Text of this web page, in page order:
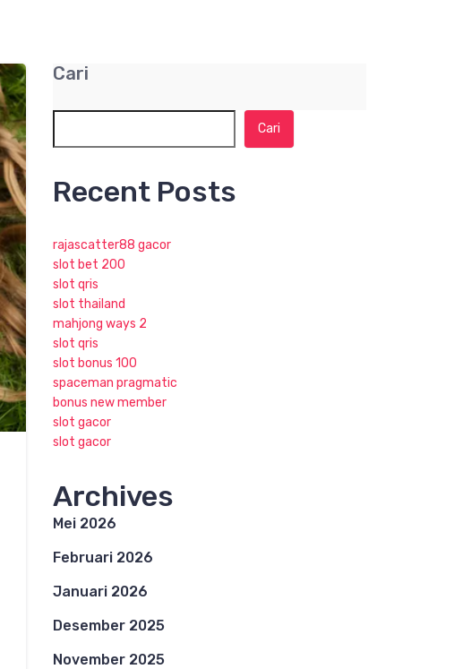
Cari
Cari
Recent Posts
rajascatter88 gacor
slot bet 200
slot qris
slot thailand
mahjong ways 2
slot qris
slot bonus 100
spaceman pragmatic
bonus new member
slot gacor
slot gacor
Archives
Mei 2026
Februari 2026
Januari 2026
Desember 2025
November 2025